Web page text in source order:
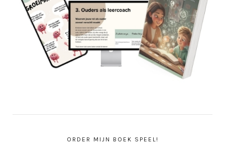
ORDER MIJN BOEK SPEEL!